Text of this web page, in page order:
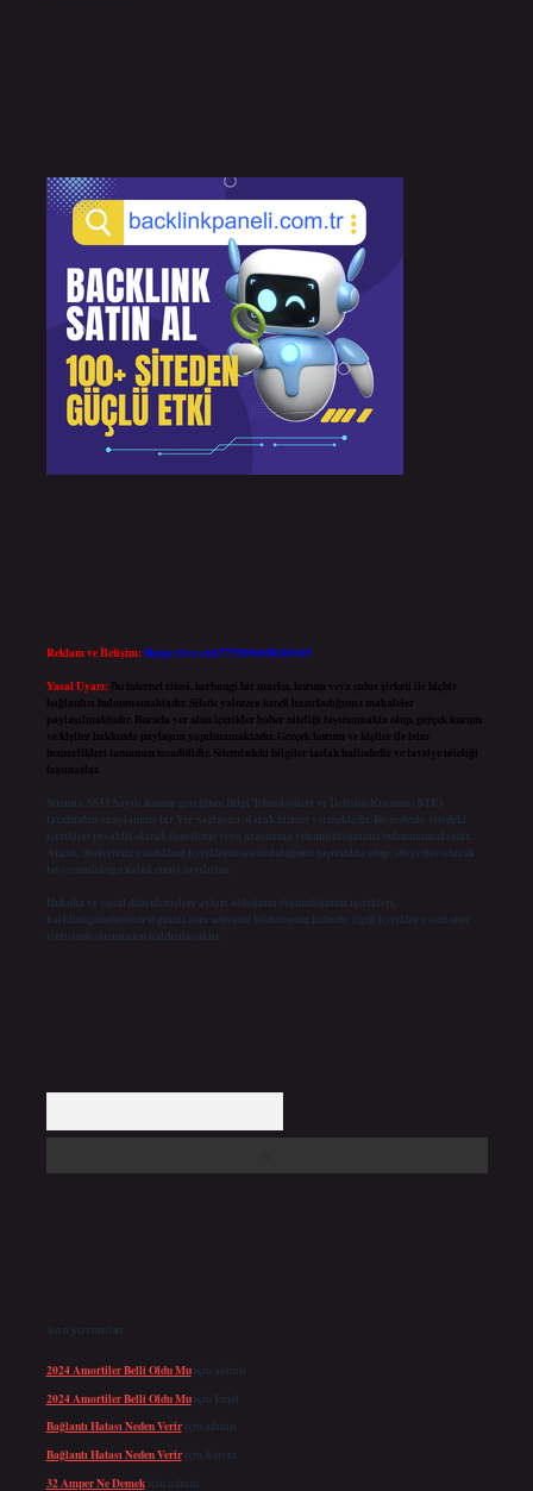
Reklam ve İletişim:Skype: live:.cid.575569c608265c69
Yasal Uyarı: Bu internet sitesi, herhangi bir marka, kurum veya şahıs şirketi ile hiçbir
bağlantısı bulunmamaktadır. Sitede yalnızca kendi hazırladığımız makaleler
paylaşılmaktadır. Burada yer alan içerikler haber niteliği taşımamakta olup, gerçek kurum
ve kişiler hakkında paylaşım yapılmamaktadır. Gerçek kurum ve kişiler ile isim
benzerlikleri tamamen tesadüfidir. Sitemizdeki bilgiler taslak halindedir ve tavsiye niteliği
taşımazlar.
Sitemiz, 5651 Sayılı Kanun gereğince Bilgi Teknolojileri ve İletişim Kurumu (BTK)
tarafından onaylanmış bir Yer Sağlayıcı olarak hizmet vermektedir. Bu nedenle, sitedeki
içerikleri proaktif olarak denetleme veya araştırma yükümlülüğümüz bulunmamaktadır.
Ancak, üyelerimiz yazdıkları içeriklerin sorumluluğunu taşımakta olup, siteye üye olarak
bu sorumluluğu kabul etmiş sayılırlar.
Hukuka ve yasal düzenlemelere aykırı olduğunu düşündüğünüz içerikleri,
backlinkpanelicomtr@gmail.com adresine bildirmeniz halinde, ilgili içerikler yasal süre
içerisinde sitemizden kaldırılacaktır.
Son yorumlar
2024 Amortiler Belli Oldu Muiçin admin
2024 Amortiler Belli Oldu Muiçin Emel
Bağlantı Hatası Neden Veririçin admin
Bağlantı Hatası Neden Veririçin Kerem
32 Amper Ne Demekiçin admin